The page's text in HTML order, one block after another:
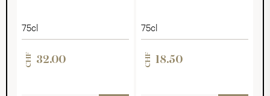
75cl
CHF 32.00
75cl
CHF 18.50